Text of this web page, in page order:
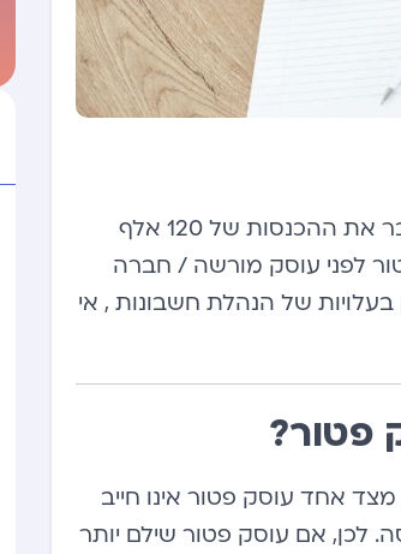
עוסק פטור בהגדרתו הוא עוסק זעיר שנכון לשנת 2024 לא עובר את ההכנסות של 120 אלף
לפני עוסק מורשה / חברה
של הנהלת חשבונות , אי
פטור?
אחד עוסק פטור אינו חייב
לכן, אם עוסק פטור שילם יותר